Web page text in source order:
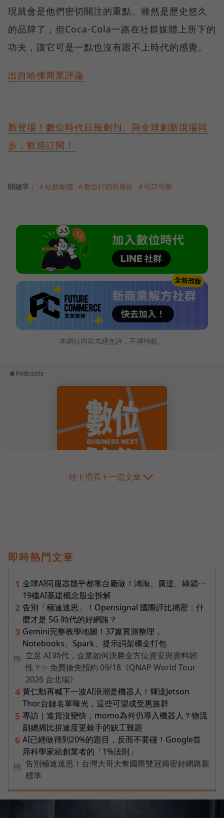
現就會是他們密切關注的重點。雖然是歷史悠久
的品牌了，但Coca-Cola一路在社群媒體上所下的
功夫，讓它可是一點也沒有跟不上時代的感覺。
出自哈佛商業評論
新登場！數位時代日報創刊。與全球創新現場同
步，歡迎訂閱！
關鍵字： ＃社群媒體 ＃數位行銷與廣告 ＃可口可樂
本網站內容未經允許，不得轉載。
往下滑看下一篇文章
即時熱門文章
1 全球AI伺服器幾乎都靠台廠做！鴻海、廣達、緯穎⋯
19檔AI基建概念股全拆解
2 告別「極速迷思」！Opensignal 國際評比揭密：什
麼才是 5G 時代的好網路？
3 Gemini完整教學地圖！37篇實測整理，
Notebooks、Spark、提示詞架構全打包
PR
立足 AI 時代，企業如何決勝全方位資安與資料韌
性？✨ 免費搶先預約 09/18《QNAP World Tour
2026 台北場》
4 黃仁勳再喊下一波AI浪潮是機器人！輝達Jetson
Thor台鏈名單曝光，這些可望成受惠族群
5 專訪｜進貨沒變快，momo為何仍導入機器人？物流
副總揭比拚速度更棘手的缺工難題
6 AI已經做得到20%的題目，反而不要碰！Google首
席科學家給創業者的「1%法則」
PR
告別極速迷思！台灣大哥大奪國際雙冠揭密好網路新
標準